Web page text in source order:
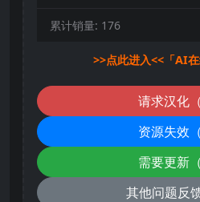
累计销量: 176
>>点此进入<<「AI在
请求汉化（
资源失效（
需要更新（
其他问题反